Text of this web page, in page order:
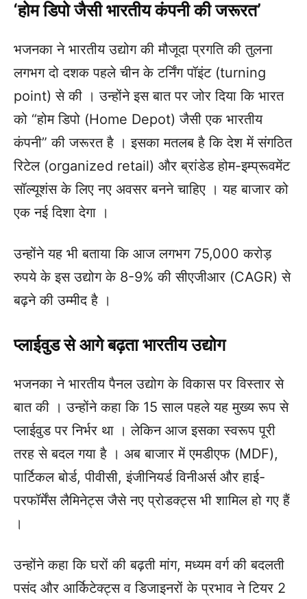
‘होम डिपो जैसी भारतीय कंपनी की जरूरत’
भजनका ने भारतीय उद्योग की मौजूदा प्रगति की तुलना
लगभग दो दशक पहले चीन के टर्निंग पॉइंट (turning
point) से की । उन्होंने इस बात पर जोर दिया कि भारत
को “होम डिपो (Home Depot) जैसी एक भारतीय
कंपनी” की जरूरत है । इसका मतलब है कि देश में संगठित
रिटेल (organized retail) और ब्रांडेड होम-इम्प्रूवमेंट
सॉल्यूशंस के लिए नए अवसर बनने चाहिए । यह बाजार को
एक नई दिशा देगा ।
उन्होंने यह भी बताया कि आज लगभग 75,000 करोड़
रुपये के इस उद्योग के 8-9% की सीएजीआर (CAGR) से
बढ़ने की उम्मीद है ।
प्लाईवुड से आगे बढ़ता भारतीय उद्योग
भजनका ने भारतीय पैनल उद्योग के विकास पर विस्तार से
बात की । उन्होंने कहा कि 15 साल पहले यह मुख्य रूप से
प्लाईवुड पर निर्भर था । लेकिन आज इसका स्वरूप पूरी
तरह से बदल गया है । अब बाजार में एमडीएफ (MDF),
पार्टिकल बोर्ड, पीवीसी, इंजीनियर्ड विनीअर्स और हाई-
परफॉर्मेंस लैमिनेट्स जैसे नए प्रोडक्ट्स भी शामिल हो गए हैं
।
उन्होंने कहा कि घरों की बढ़ती मांग, मध्यम वर्ग की बदलती
पसंद और आर्किटेक्ट्स व डिजाइनरों के प्रभाव ने टियर 2